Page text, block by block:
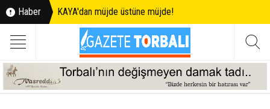
Haber KAYA'dan müjde üstüne müjde!